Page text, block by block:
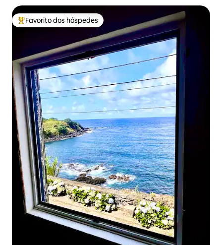
Favoritos dos hóspedes mais apreciados
Favorito dos hóspedes